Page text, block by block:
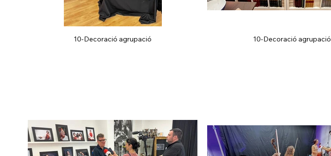
10-Decoració agrupació 10-Decoració agrupació